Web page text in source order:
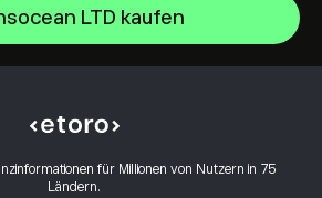
LTD kaufen
für Millionen von Nutzern in 75
Ländern.
Margin